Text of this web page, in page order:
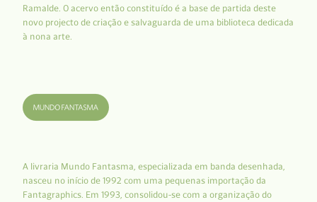
Ramalde. O acervo então constituído é a base de partida deste
novo projecto de criação e salvaguarda de uma biblioteca dedicada
à nona arte.
A livraria Mundo Fantasma, especializada em banda desenhada,
nasceu no início de 1992 com uma pequenas importação da
Fantagraphics. Em 1993, consolidou-se com a organização do